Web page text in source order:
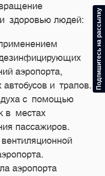
здоровью людей:
аэропорта,
и трапов.
с помощью
в местах
пассажиров.
аэропорта
Подпишитесь на рассылку